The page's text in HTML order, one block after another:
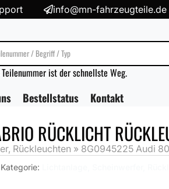
info@mn-fahrzeugteile.de
ist der schnellste Weg.
Bestellstatus Kontakt
RÜCKLICHT
Rückleuchten » 8G0945225 Audi
Kategorie: